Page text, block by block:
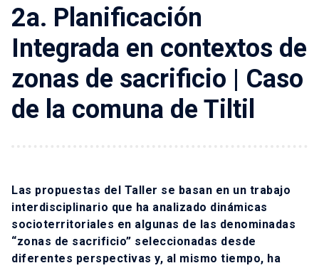
FACULTAD DE ARQUITECTURA, DISEÑO Y ESTUDIOS URBANOS
2a. Planificación
Integrada en contextos de
zonas de sacrificio | Caso
de la comuna de Tiltil
Las propuestas del Taller se basan en un trabajo
interdisciplinario que ha analizado dinámicas
socioterritoriales en algunas de las denominadas
“zonas de sacrificio” seleccionadas desde
diferentes perspectivas y, al mismo tiempo, ha